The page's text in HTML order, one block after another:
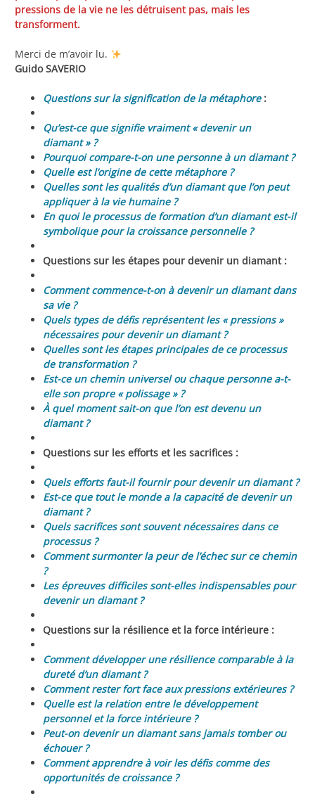
pressions de la vie ne les détruisent pas, mais les
transforment.
Merci de m’avoir lu.
Guido SAVERIO
Questions sur la signification de la métaphore :
Qu’est-ce que signifie vraiment « devenir un
diamant » ?
Pourquoi compare-t-on une personne à un diamant ?
Quelle est l’origine de cette métaphore ?
Quelles sont les qualités d’un diamant que l’on peut
appliquer à la vie humaine ?
En quoi le processus de formation d’un diamant est-il
symbolique pour la croissance personnelle ?
Questions sur les étapes pour devenir un diamant :
Comment commence-t-on à devenir un diamant dans
sa vie ?
Quels types de défis représentent les « pressions »
nécessaires pour devenir un diamant ?
Quelles sont les étapes principales de ce processus
de transformation ?
Est-ce un chemin universel ou chaque personne a-t-
elle son propre « polissage » ?
À quel moment sait-on que l’on est devenu un
diamant ?
Questions sur les efforts et les sacrifices :
Quels efforts faut-il fournir pour devenir un diamant ?
Est-ce que tout le monde a la capacité de devenir un
diamant ?
Quels sacrifices sont souvent nécessaires dans ce
processus ?
Comment surmonter la peur de l’échec sur ce chemin
?
Les épreuves difficiles sont-elles indispensables pour
devenir un diamant ?
Questions sur la résilience et la force intérieure :
Comment développer une résilience comparable à la
dureté d’un diamant ?
Comment rester fort face aux pressions extérieures ?
Quelle est la relation entre le développement
personnel et la force intérieure ?
Peut-on devenir un diamant sans jamais tomber ou
échouer ?
Comment apprendre à voir les défis comme des
opportunités de croissance ?